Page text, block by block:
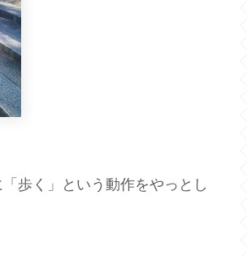
歩く」という動作をやっとし